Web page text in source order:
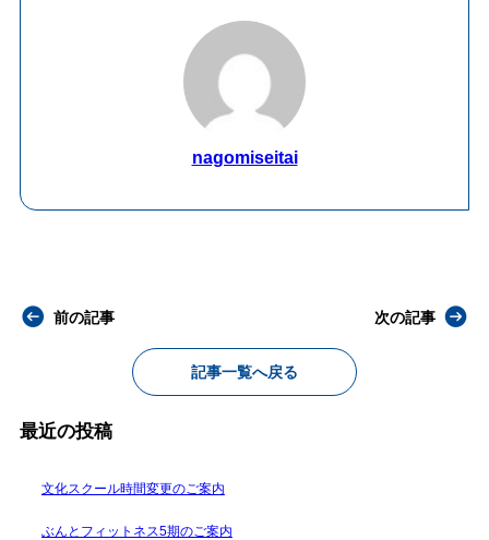
nagomiseitai
前の記事
記事一覧へ戻る
次の記事
最近の投稿
文化スクール時間変更のご案内
ぶんとフィットネス5期のご案内